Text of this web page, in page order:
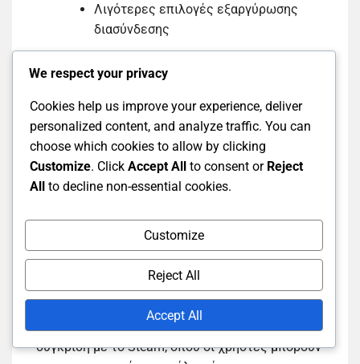
Λιγότερες επιλογές εξαργύρωσης
διασύνδεσης
Εμπειρίες χρηστών σε
διαφορετικές πλατφόρμες
Η ανατροφοδότηση χρηστών σχετικά με την
εξαργύρωση υπολοίπου Battle.Net αναδεικνύει
περιορισμούς της. Πολλοί χρήστες εκτιμούν την
άμεση πρόσβαση στα παιχνίδια της Blizzard και
την ευκολία αγοράς επεκτάσεων ή
αντικειμένων εντός του παιχνιδιού. Ωστόσο,
κάποιοι εκφράζουν απογοήτευση για την
έλλειψη ευρύτερης πρόσβασης σε παιχνίδια σε
σύγκριση με το Steam, όπου οι χρήστες μπορούν
We respect your privacy
Cookies help us improve your experience, deliver
personalized content, and analyze traffic. You can
choose which cookies to allow by clicking
Customize. Click Accept All to consent or Reject
All to decline non-essential cookies.
Customize
Reject All
Accept All